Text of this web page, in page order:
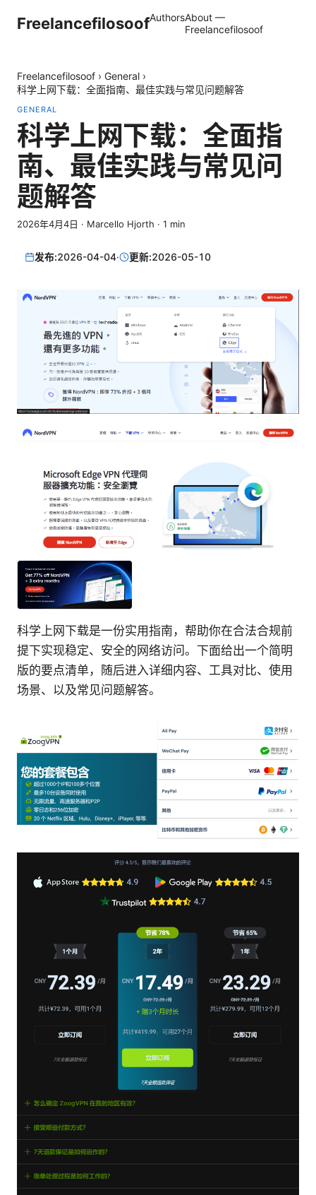
FreelancefilosoofAuthorsAbout —
Freelancefilosoof
Freelancefilosoof › General ›
科学上网下载：全面指南、最佳实践与常见问题解答
GENERAL
科学上网下载：全面指
南、最佳实践与常见问
题解答
2026年4月4日 · Marcello Hjorth · 1 min
发布:2026-04-04· 更新:2026-05-10
科学上网下载是一份实用指南，帮助你在合法合规前
提下实现稳定、安全的网络访问。下面给出一个简明
版的要点清单，随后进入详细内容、工具对比、使用
场景、以及常见问题解答。